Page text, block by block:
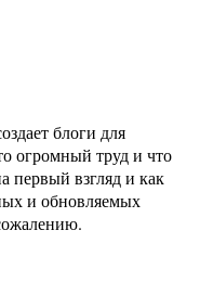
блоги для
огромный труд и что
первый взгляд и как
и обновляемых